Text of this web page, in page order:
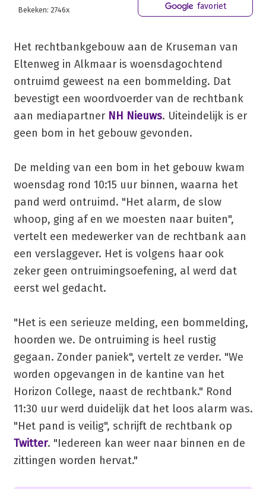
Bekeken: 2746x
favoriet
Het rechtbankgebouw aan de Kruseman van
Eltenweg in Alkmaar is woensdagochtend
ontruimd geweest na een bommelding. Dat
bevestigt een woordvoerder van de rechtbank
aan mediapartner NH Nieuws. Uiteindelijk is er
geen bom in het gebouw gevonden.
De melding van een bom in het gebouw kwam
woensdag rond 10:15 uur binnen, waarna het
pand werd ontruimd. "Het alarm, de slow
whoop, ging af en we moesten naar buiten",
vertelt een medewerker van de rechtbank aan
een verslaggever. Het is volgens haar ook
zeker geen ontruimingsoefening, al werd dat
eerst wel gedacht.
"Het is een serieuze melding, een bommelding,
hoorden we. De ontruiming is heel rustig
gegaan. Zonder paniek", vertelt ze verder. "We
worden opgevangen in de kantine van het
Horizon College, naast de rechtbank." Rond
11:30 uur werd duidelijk dat het loos alarm was.
"Het pand is veilig", schrijft de rechtbank op
Twitter. "Iedereen kan weer naar binnen en de
zittingen worden hervat."